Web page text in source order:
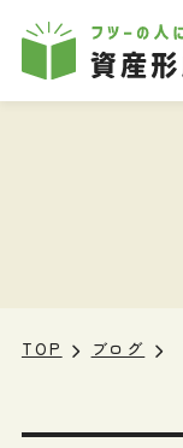
本文へ移動
TOP ブログ